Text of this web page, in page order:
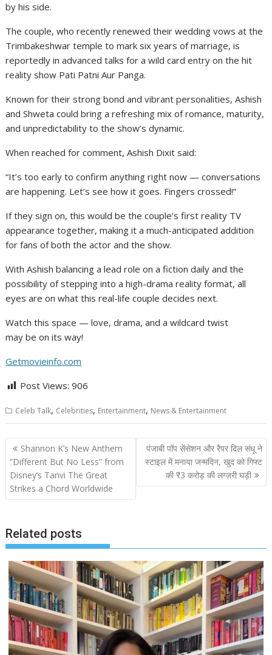
by his side.
The couple, who recently renewed their wedding vows at the
Trimbakeshwar temple to mark six years of marriage, is
reportedly in advanced talks for a wild card entry on the hit
reality show Pati Patni Aur Panga.
Known for their strong bond and vibrant personalities, Ashish
and Shweta could bring a refreshing mix of romance, maturity,
and unpredictability to the show’s dynamic.
When reached for comment, Ashish Dixit said:
“It’s too early to confirm anything right now — conversations
are happening. Let’s see how it goes. Fingers crossed!”
If they sign on, this would be the couple’s first reality TV
appearance together, making it a much-anticipated addition
for fans of both the actor and the show.
With Ashish balancing a lead role on a fiction daily and the
possibility of stepping into a high-drama reality format, all
eyes are on what this real-life couple decides next.
Watch this space — love, drama, and a wildcard twist
may be on its way!
Getmovieinfo.com
Post Views: 906
Celeb Talk, Celebrities, Entertainment, News & Entertainment
Post
navigation
Shannon K’s New Anthem
“Different But No Less” from
Disney’s Tanvi The Great
Strikes a Chord Worldwide
पंजाबी पॉप सेंसेशन और रैपर दिल संधू ने
स्टाइल में मनाया जन्मदिन, खुद को गिफ्ट
की ₹3 करोड़ की लग्ज़री घड़ी
Related posts